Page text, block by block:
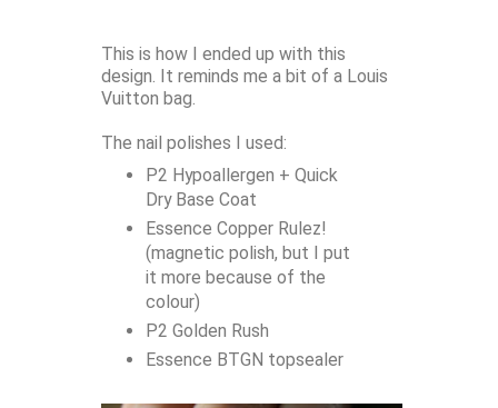
This is how I ended up with this
design. It reminds me a bit of a Louis
Vuitton bag.
The nail polishes I used:
P2 Hypoallergen + Quick
Dry Base Coat
Essence Copper Rulez!
(magnetic polish, but I put
it more because of the
colour)
P2 Golden Rush
Essence BTGN topsealer